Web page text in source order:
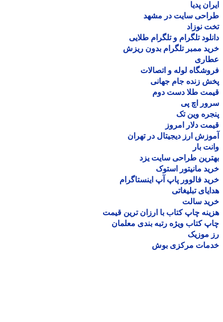
پدیا
سایت در مشهد
نوزاد
تلگرام و تلگرام طلایی
ممبر تلگرام بدون ریزش
لوله و اتصالات
زنده جام جهانی
طلا دست دوم
اچ پی
وین تک
دلار امروز
ارز دیجیتال در تهران
بار
طراحی سایت یزد
مانیتور استوک
فالوور پاپ آپ اینستاگرام
تبلیغاتی
سالت
چاپ کتاب با ارزان ترین قیمت
کتاب ویژه رتبه بندی معلمان
موزیک
مرکزی بوش